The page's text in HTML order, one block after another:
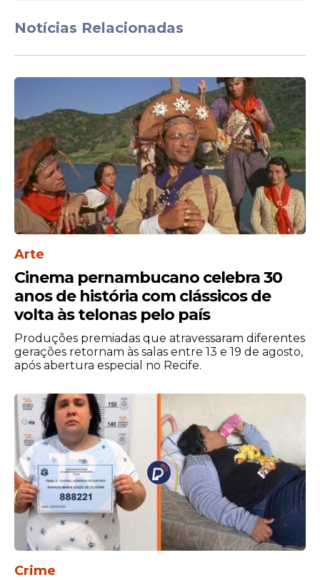
Jones. Tanner Hagen assumirá o papel de
Salsicha e Abby Ryder Fortson será a nova
A série terá oito episódios e pretende
apresentar uma releitura contemporânea
da franquia, mantendo os elementos de
suspense e investigação que
transformaram Scooby-Doo em um
Nos bastidores, o projeto conta com Josh
Appelbaum, roteirista de produções como
"Missão: Impossível - Protocolo Fantasma"
e "As Tartarugas Ninja", além de Scott
Rosenberg, que trabalhou em filmes como
"Jumanji: Próxima Fase".
Notícias Relacionadas
Arte
Cinema pernambucano celebra 30
anos de história com clássicos de
volta às telonas pelo país
Produções premiadas que atravessaram diferentes
gerações retornam às salas entre 13 e 19 de agosto,
após abertura especial no Recife.
Crime